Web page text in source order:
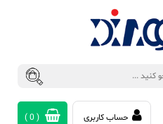
حساب کاربری (
0
)